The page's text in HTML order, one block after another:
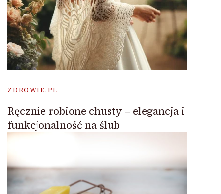
ZDROWIE.PL
Ręcznie robione chusty – elegancja i
funkcjonalność na ślub